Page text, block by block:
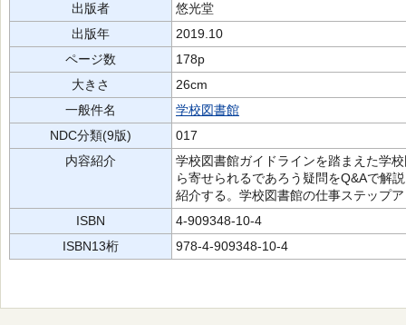
出版者
悠光堂
出版年
2019.10
ページ数
178p
大きさ
26cm
一般件名
学校図書館
NDC分類(9版)
017
内容紹介
学校図書館ガイドラインを踏まえた学
ら寄せられるであろう疑問をQ&Aで解
紹介する。学校図書館の仕事ステップ
ISBN
4-909348-10-4
ISBN13桁
978-4-909348-10-4